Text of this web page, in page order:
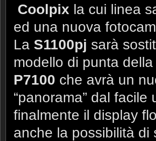
Coolpix la cui linea
ed una nuova
La S1100pj sarà
modello di punta
P7100 che avrà un
“panorama” dal
finalmente il display
anche la possibilità di